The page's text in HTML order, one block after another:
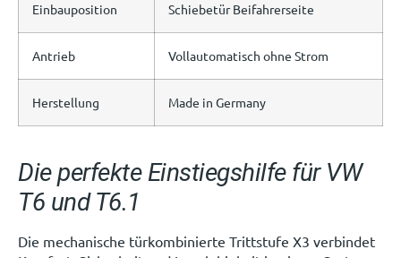
Einbauposition Schiebetür Beifahrerseite
Antrieb Vollautomatisch ohne Strom
Herstellung Made in Germany
Die perfekte Einstiegshilfe für VW
T6 und T6.1
Die mechanische türkombinierte Trittstufe X3 verbindet